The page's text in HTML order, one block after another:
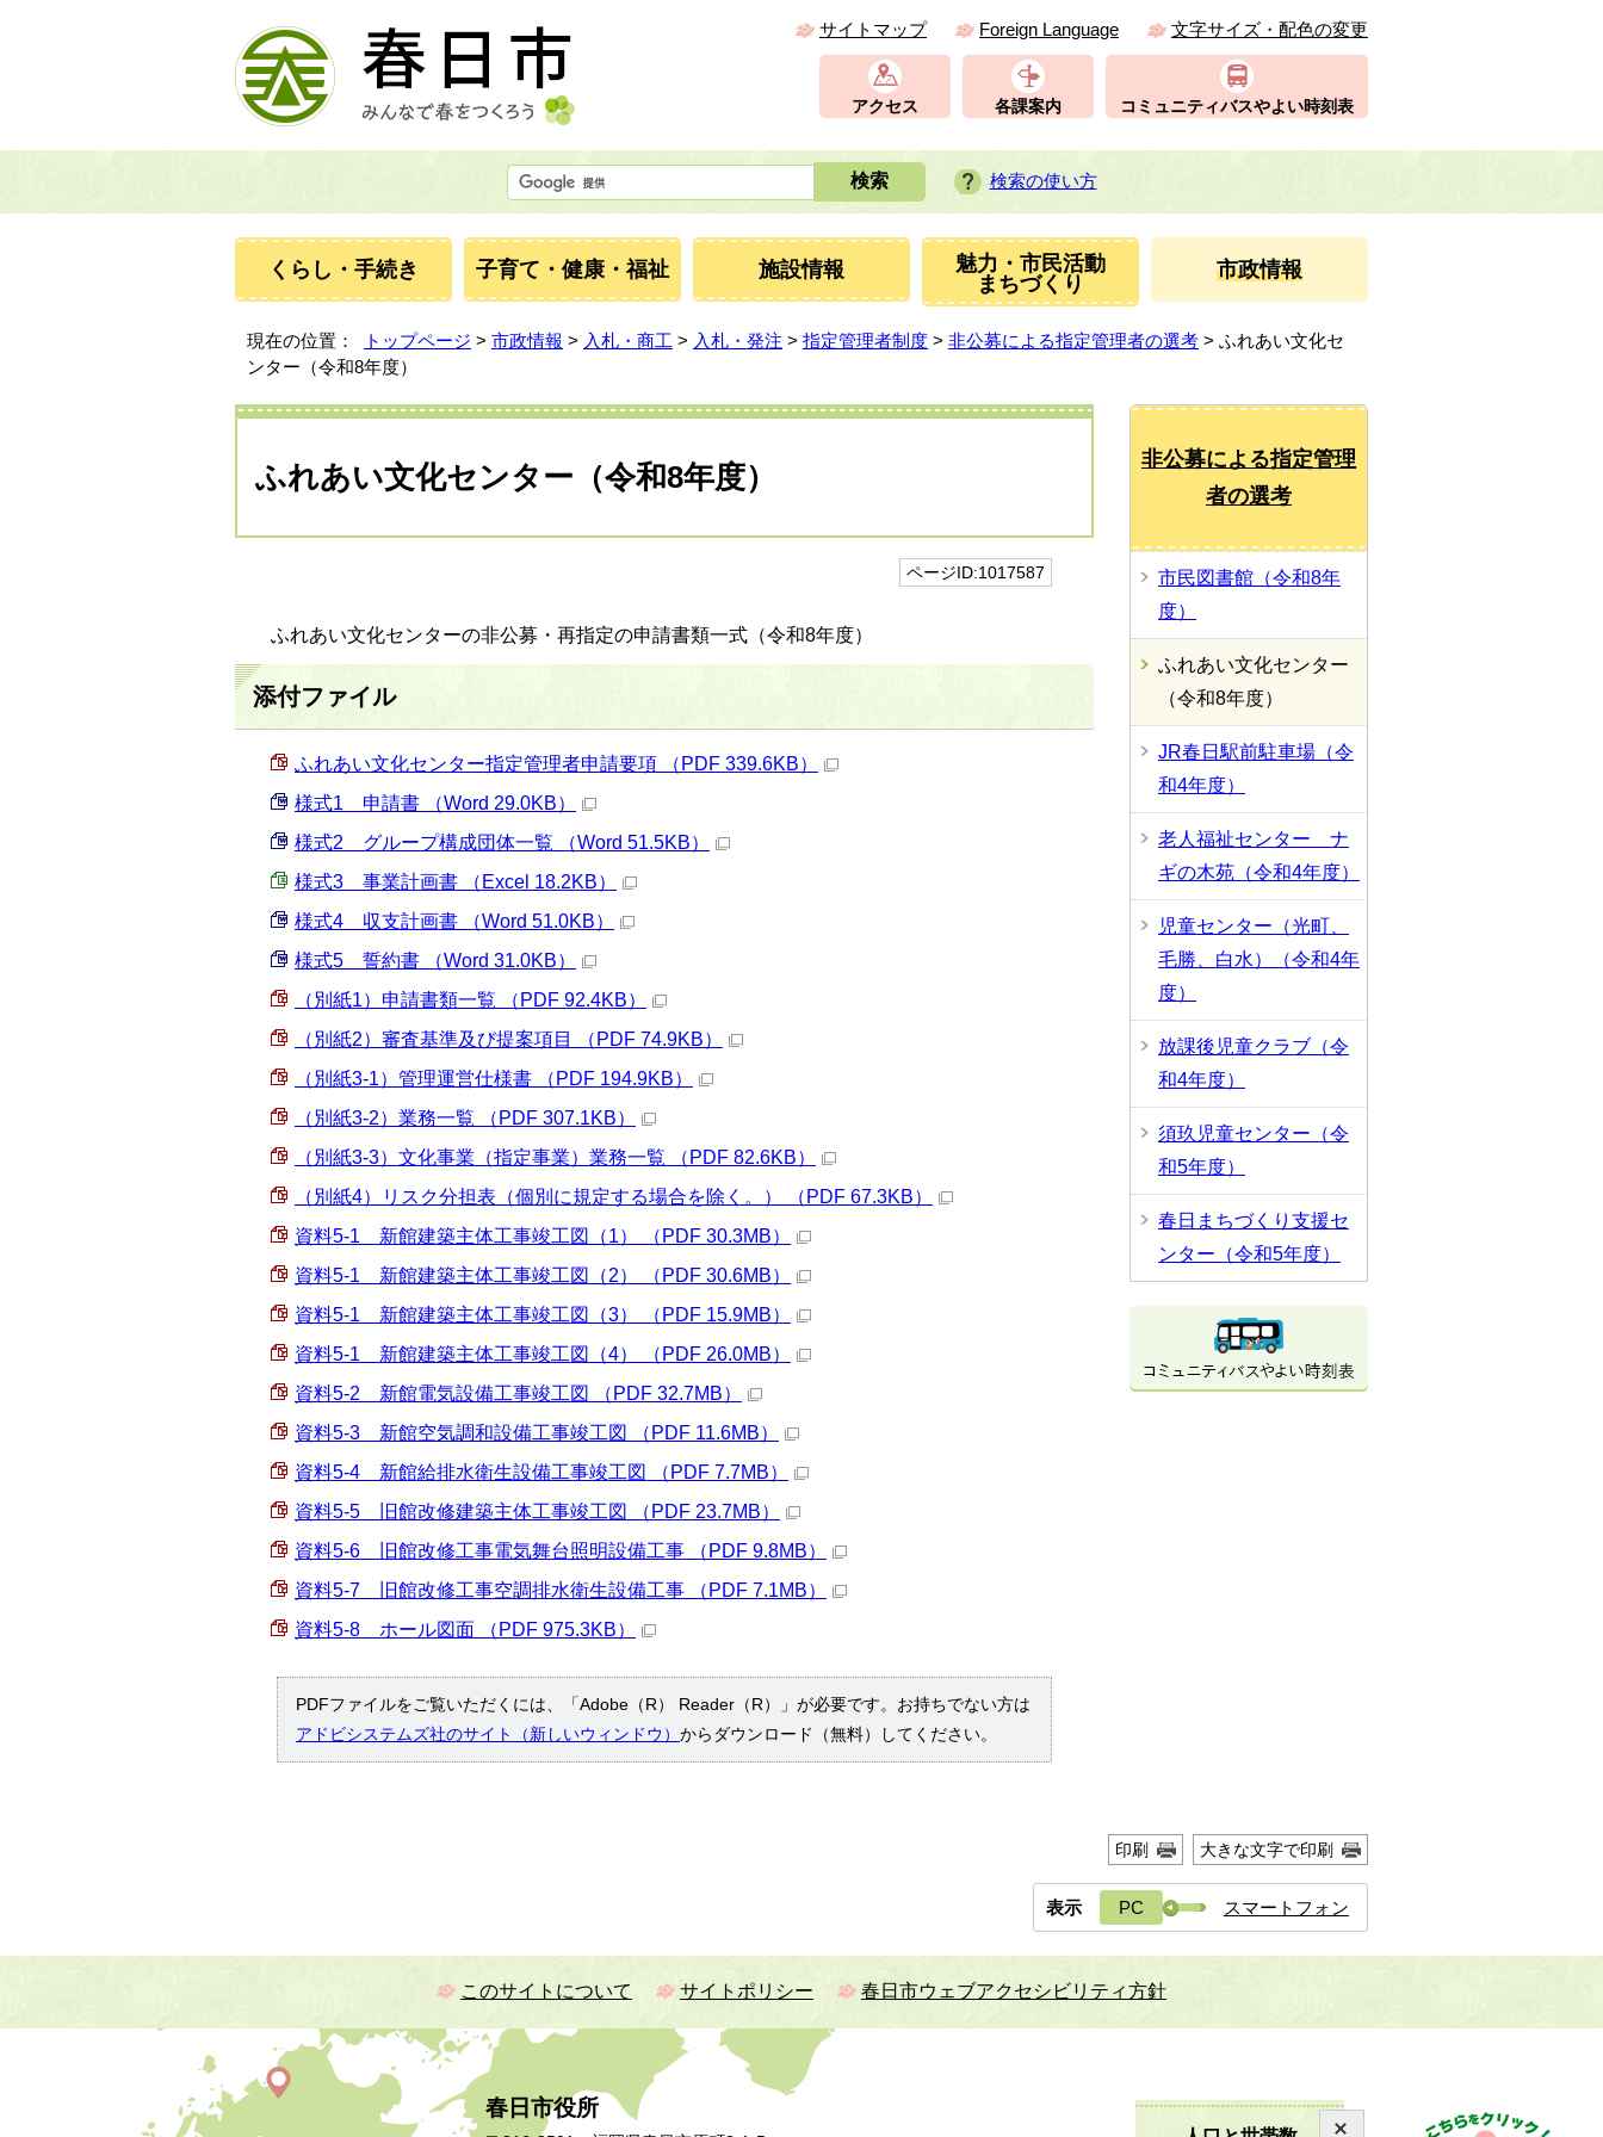
サイトマップ Foreign Language 文字サイズ・配色の変更
アクセス 各課案内 コミュニティバスやよい時刻表
検索の使い方
くらし・手続き 子育て・健康・福祉 施設情報
魅力・市民活動
まちづくり
市政情報
現在の位置： トップページ > 市政情報 > 入札・商工 > 入札・発注 > 指定管理者制度 > 非公募による指定管理者の選考 > ふれあい文化セ
ンター（令和8年度）
ふれあい文化センター（令和8年度）
ページID:1017587
ふれあい文化センターの非公募・再指定の申請書類一式（令和8年度）
添付ファイル
ふれあい文化センター指定管理者申請要項 （PDF 339.6KB）
様式1 申請書 （Word 29.0KB）
様式2 グループ構成団体一覧 （Word 51.5KB）
様式3 事業計画書 （Excel 18.2KB）
様式4 収支計画書 （Word 51.0KB）
様式5 誓約書 （Word 31.0KB）
（別紙1）申請書類一覧 （PDF 92.4KB）
（別紙2）審査基準及び提案項目 （PDF 74.9KB）
（別紙3-1）管理運営仕様書 （PDF 194.9KB）
（別紙3-2）業務一覧 （PDF 307.1KB）
（別紙3-3）文化事業（指定事業）業務一覧 （PDF 82.6KB）
（別紙4）リスク分担表（個別に規定する場合を除く。） （PDF 67.3KB）
資料5-1 新館建築主体工事竣工図（1） （PDF 30.3MB）
資料5-1 新館建築主体工事竣工図（2） （PDF 30.6MB）
資料5-1 新館建築主体工事竣工図（3） （PDF 15.9MB）
資料5-1 新館建築主体工事竣工図（4） （PDF 26.0MB）
資料5-2 新館電気設備工事竣工図 （PDF 32.7MB）
資料5-3 新館空気調和設備工事竣工図 （PDF 11.6MB）
資料5-4 新館給排水衛生設備工事竣工図 （PDF 7.7MB）
資料5-5 旧館改修建築主体工事竣工図 （PDF 23.7MB）
資料5-6 旧館改修工事電気舞台照明設備工事 （PDF 9.8MB）
資料5-7 旧館改修工事空調排水衛生設備工事 （PDF 7.1MB）
資料5-8 ホール図面 （PDF 975.3KB）
PDFファイルをご覧いただくには、「Adobe（R） Reader（R）」が必要です。お持ちでない方は
アドビシステムズ社のサイト（新しいウィンドウ） からダウンロード（無料）してください。
非公募による指定管理
者の選考
市民図書館（令和8年
度）
ふれあい文化センター
（令和8年度）
JR春日駅前駐車場（令
和4年度）
老人福祉センター ナ
ギの木苑（令和4年度）
児童センター（光町、
毛勝、白水）（令和4年
度）
放課後児童クラブ（令
和4年度）
須玖児童センター（令
和5年度）
春日まちづくり支援セ
ンター（令和5年度）
印刷 大きな文字で印刷
表示 PC スマートフォン
このサイトについて サイトポリシー 春日市ウェブアクセシビリティ方針
春日市役所